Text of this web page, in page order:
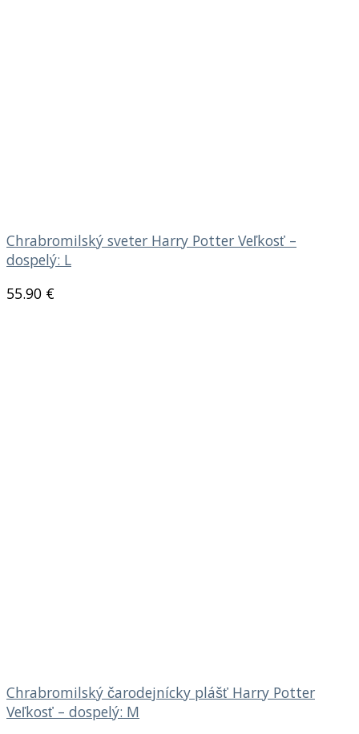
Chrabromilský sveter Harry Potter Veľkosť –
dospelý: L
55.90 €
Chrabromilský čarodejnícky plášť Harry Potter
Veľkosť – dospelý: M